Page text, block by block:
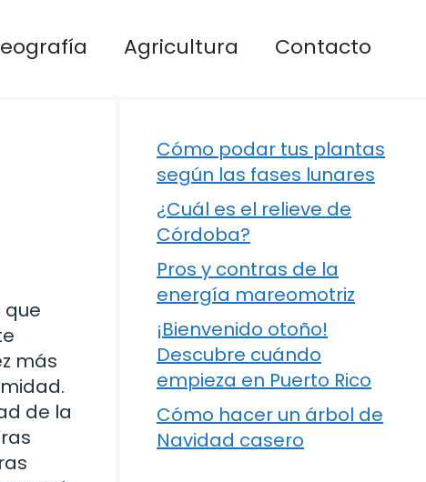
Agricultura Contacto
que
más
de la
Cómo podar tus plantas
según las fases lunares
¿Cuál es el relieve de
Córdoba?
Pros y contras de la
energía mareomotriz
¡Bienvenido otoño!
Descubre cuándo
empieza en Puerto Rico
Cómo hacer un árbol de
Navidad casero